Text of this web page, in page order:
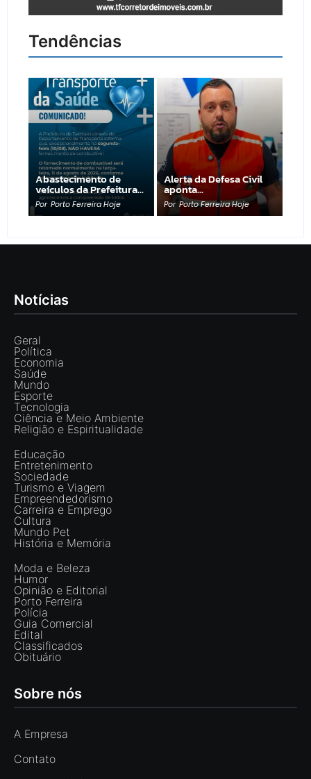
Tendências
Abastecimento de
veículos da Prefeitura…
Por Porto Ferreira Hoje
Alerta da Defesa Civil
aponta…
Por Porto Ferreira Hoje
Notícias
Geral
Política
Economia
Saúde
Mundo
Esporte
Tecnologia
Ciência e Meio Ambiente
Religião e Espiritualidade
Educação
Entretenimento
Sociedade
Turismo e Viagem
Empreendedorismo
Carreira e Emprego
Cultura
Mundo Pet
História e Memória
Moda e Beleza
Humor
Opinião e Editorial
Porto Ferreira
Polícia
Guia Comercial
Edital
Classificados
Obituário
Sobre nós
A Empresa
Contato